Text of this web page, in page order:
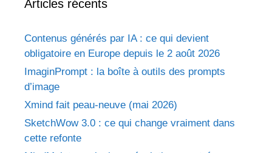
Articles récents
Contenus générés par IA : ce qui devient
obligatoire en Europe depuis le 2 août 2026
ImaginPrompt : la boîte à outils des prompts
d’image
Xmind fait peau-neuve (mai 2026)
SketchWow 3.0 : ce qui change vraiment dans
cette refonte